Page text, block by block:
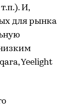
И,
для рынка
Yeelight